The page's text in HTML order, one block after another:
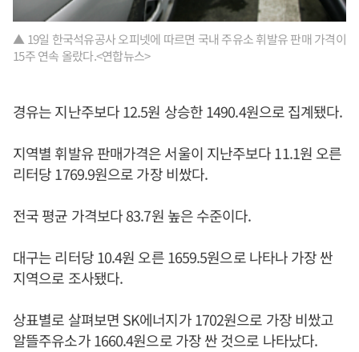
▲ 19일 한국석유공사 오피넷에 따르면 국내 주유소 휘발유 판매 가격이
15주 연속 올랐다.<연합뉴스>
경유는 지난주보다 12.5원 상승한 1490.4원으로 집계됐다.
지역별 휘발유 판매가격은 서울이 지난주보다 11.1원 오른
리터당 1769.9원으로 가장 비쌌다.
전국 평균 가격보다 83.7원 높은 수준이다.
대구는 리터당 10.4원 오른 1659.5원으로 나타나 가장 싼
지역으로 조사됐다.
상표별로 살펴보면 SK에너지가 1702원으로 가장 비쌌고
알뜰주유소가 1660.4원으로 가장 싼 것으로 나타났다.